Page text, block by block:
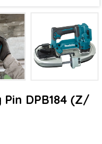
DPB184 (Z/